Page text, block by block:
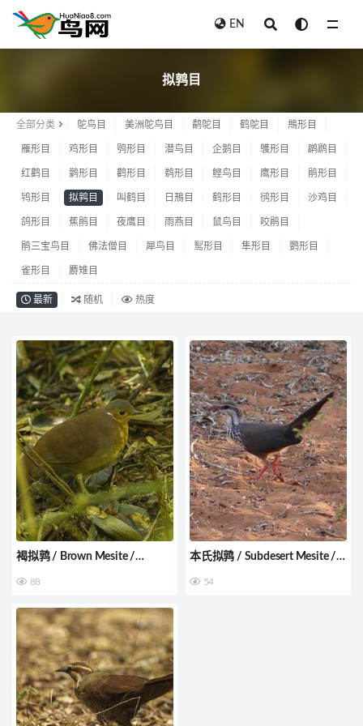
EN
拟鹑目
全部分类 鸵鸟目 美洲鸵鸟目 鹬鸵目 鹤鸵目 䳍形目
雁形目 鸡形目 鸮形目 潜鸟目 企鹅目 鹱形目 䴙䴘目
红鹳目 鹲形目 鹳形目 鹈形目 鲣鸟目 鹰形目 鹃形目
鸨形目 拟鹑目 叫鹤目 日鳽目 鹤形目 鸻形目 沙鸡目
鸽形目 蕉鹃目 夜鹰目 雨燕目 鼠鸟目 咬鹃目
鹃三宝鸟目 佛法僧目 犀鸟目 䴕形目 隼形目 鹦形目
雀形目 麝雉目
最新 随机 热度
褐拟鹑 / Brown Mesite /
88
本氏拟鹑 / Subdesert Mesite /
54